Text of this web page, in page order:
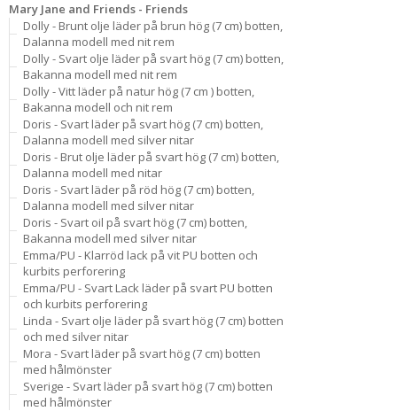
Mary Jane and Friends - Friends
Dolly - Brunt olje läder på brun hög (7 cm) botten,
Dalanna modell med nit rem
Dolly - Svart olje läder på svart hög (7 cm) botten,
Bakanna modell med nit rem
Dolly - Vitt läder på natur hög (7 cm ) botten,
Bakanna modell och nit rem
Doris - Svart läder på svart hög (7 cm) botten,
Dalanna modell med silver nitar
Doris - Brut olje läder på svart hög (7 cm) botten,
Dalanna modell med nitar
Doris - Svart läder på röd hög (7 cm) botten,
Dalanna modell med silver nitar
Doris - Svart oil på svart hög (7 cm) botten,
Bakanna modell med silver nitar
Emma/PU - Klarröd lack på vit PU botten och
kurbits perforering
Emma/PU - Svart Lack läder på svart PU botten
och kurbits perforering
Linda - Svart olje läder på svart hög (7 cm) botten
och med silver nitar
Mora - Svart läder på svart hög (7 cm) botten
med hålmönster
Sverige - Svart läder på svart hög (7 cm) botten
med hålmönster